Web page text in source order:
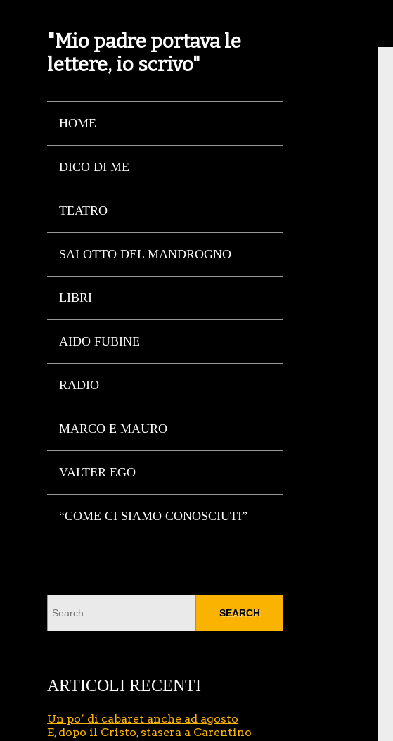
"Mio padre portava le
lettere, io scrivo"
HOME
DICO DI ME
TEATRO
SALOTTO DEL MANDROGNO
LIBRI
AIDO FUBINE
RADIO
MARCO E MAURO
VALTER EGO
“COME CI SIAMO CONOSCIUTI”
ARTICOLI RECENTI
Un po’ di cabaret anche ad agosto
E, dopo il Cristo, stasera a Carentino